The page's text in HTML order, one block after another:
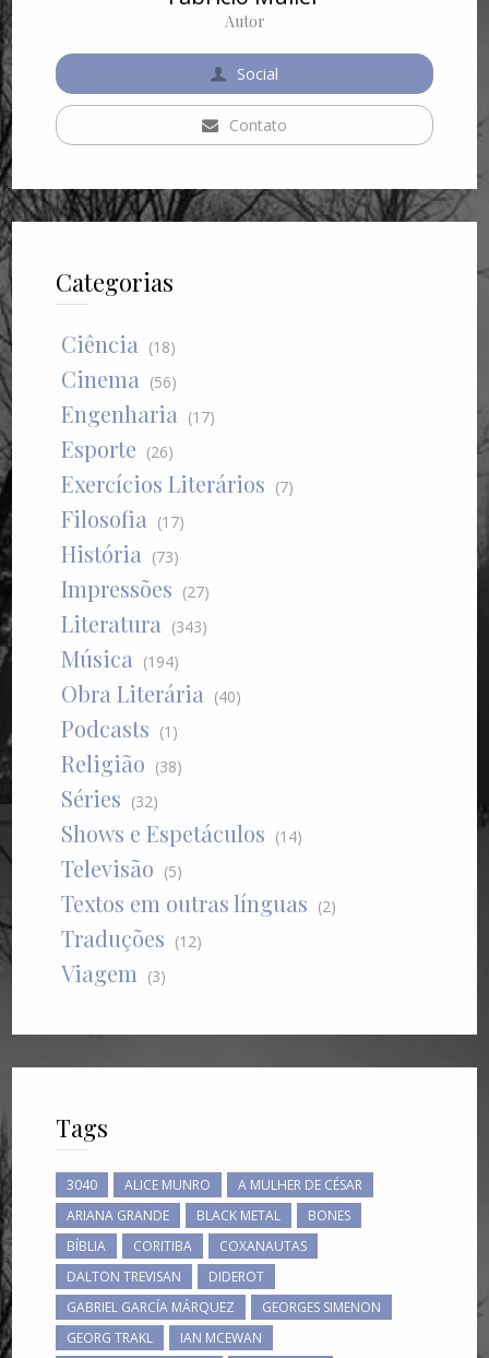
Autor
Social
Contato
Categorias
Ciência (18)
Cinema (56)
Engenharia (17)
Esporte (26)
Exercícios Literários (7)
Filosofia (17)
História (73)
Impressões (27)
Literatura (343)
Música (194)
Obra Literária (40)
Podcasts (1)
Religião (38)
Séries (32)
Shows e Espetáculos (14)
Televisão (5)
Textos em outras línguas (2)
Traduções (12)
Viagem (3)
Tags
3040 ALICE MUNRO
A MULHER DE CÉSAR
ARIANA GRANDE
BLACK METAL
BONES
BÍBLIA
CORITIBA
COXANAUTAS
DALTON TREVISAN
DIDEROT
GABRIEL GARCÍA MÁRQUEZ
GEORGES SIMENON
GEORG TRAKL
IAN MCEWAN